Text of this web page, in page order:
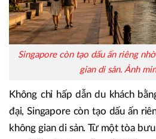
Singapore còn tạo dấu ấn riêng
gian di sản. Ảnh
Không chỉ hấp dẫn du khách
đại, Singapore còn tạo dấu ấn
không gian di sản. Từ một tòa